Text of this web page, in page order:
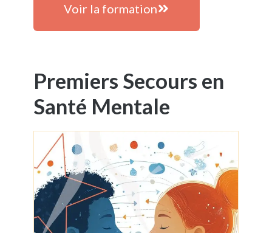
Voir la formation
Premiers Secours en
Santé Mentale